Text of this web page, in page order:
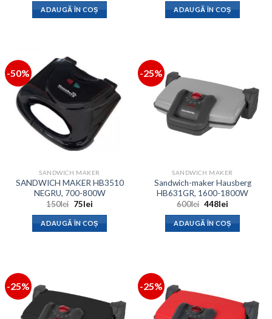
a
fost:
1,000lei.
ADAUGĂ ÎN COȘ
a
fost:
150lei.
este:
75lei.
ADAUGĂ ÎN COȘ
-50%
SANDWICH MAKER
SANDWICH MAKER HB3510
NEGRU, 700-800W
150lei Prețul
a
fost:
150lei.
75leiPrețul
este:
75lei.
ADAUGĂ ÎN COȘ
-25%
SANDWICH MAKER
Sandwich-maker Hausberg
HB631GR, 1600-1800W
600lei Prețul
a
fost:
600lei.
448leiPrețul
este:
448lei.
ADAUGĂ ÎN COȘ
-25% -25%